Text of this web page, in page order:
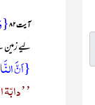
آیت ۸۲
لیے زمین
{اَنَّ